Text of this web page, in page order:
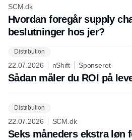
SCM.dk
Hvordan foregår supply
beslutninger hos jer?
Distribution
22.07.2026 nShift Sponseret
Sådan måler du ROI på
Distribution
22.07.2026 SCM.dk
Seks måneders ekstra løn